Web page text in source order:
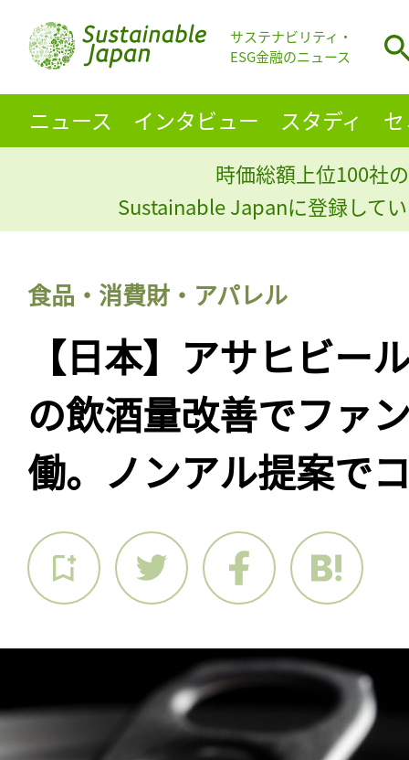
サステナビリティ・
ESG金融のニュース
ニュース インタビュー スタディ
時価総額上位100社
Sustainable Japanに登録して
食品・消費財・アパレル
【日本】アサヒビー
の飲酒量改善でファ
働。ノンアル提案で